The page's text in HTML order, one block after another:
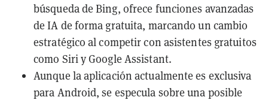
búsqueda de Bing, ofrece funciones avanzadas
de IA de forma gratuita, marcando un cambio
estratégico al competir con asistentes gratuitos
como Siri y Google Assistant.
Aunque la aplicación actualmente es exclusiva
para Android, se especula sobre una posible